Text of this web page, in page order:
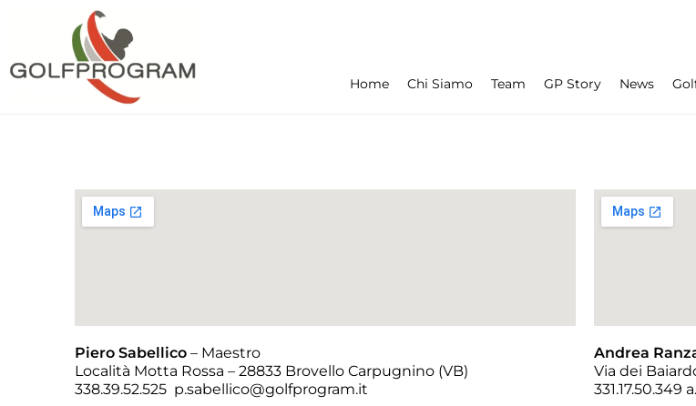
Home Chi Siamo Team GP Story News
Piero Sabellico – Maestro
Località Motta Rossa – 28833 Brovello Carpugnino (VB)
338.39.52.525 p.sabellico@golfprogram.it
Andrea
Via dei
331.17.50.349